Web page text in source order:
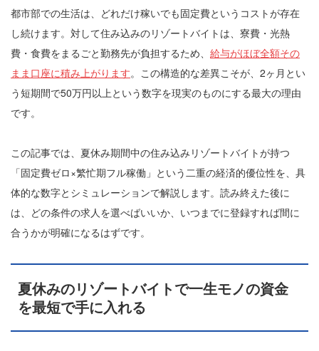
都市部での生活は、どれだけ稼いでも固定費というコストが存在
し続けます。対して住み込みのリゾートバイトは、寮費・光熱
費・食費をまるごと勤務先が負担するため、 給与がほぼ全額その
まま口座に積み上がります。この構造的な差異こそが、2ヶ月とい
う短期間で50万円以上という数字を現実のものにする最大の理由
です。
この記事では、夏休み期間中の住み込みリゾートバイトが持つ
「固定費ゼロ×繁忙期フル稼働」という二重の経済的優位性を、具
体的な数字とシミュレーションで解説します。読み終えた後に
は、どの条件の求人を選べばいいか、いつまでに登録すれば間に
合うかが明確になるはずです。
夏休みのリゾートバイトで一生モノの資金
を最短で手に入れる